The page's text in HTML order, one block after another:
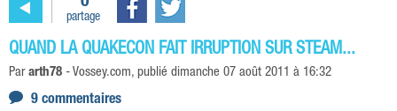
partage
QUAND LA QUAKECON FAIT IRRUPTION SUR STEAM...
Par arth78 - Vossey.com, publié dimanche 07 août 2011 à 16:32
9 commentaires